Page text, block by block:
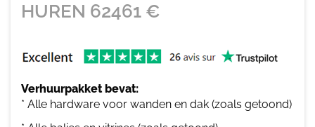
HUREN 62461 €
Verhuurpakket bevat:
* Alle hardware voor wanden en dak (zoals getoond)